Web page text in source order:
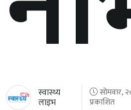
स्वास्थ्य
लाइभ
सोमवार,
प्रकाशित